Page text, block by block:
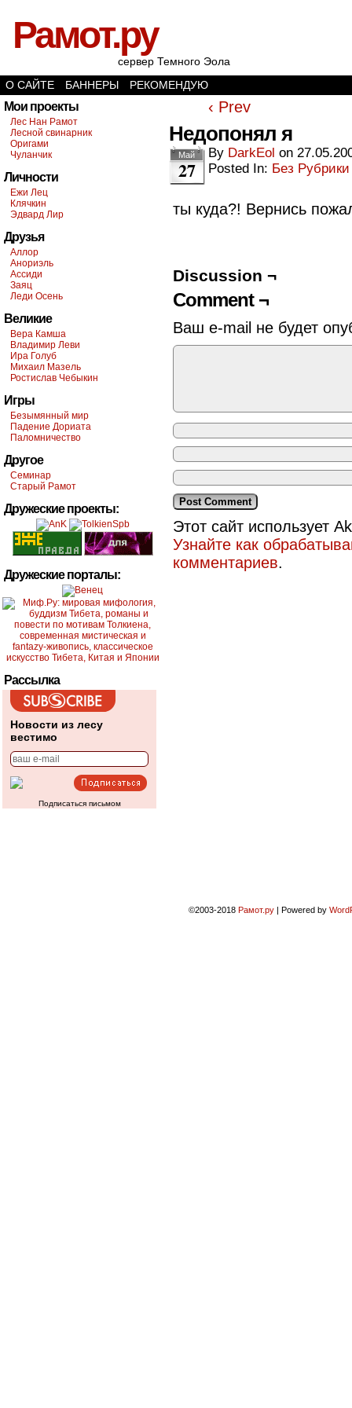
Рамот.ру
сервер Темного Эола
О САЙТЕ
БАННЕРЫ РЕКОМЕНДУЮ
Мои проекты
Лес Нан Рамот
Лесной свинарник
Оригами
Чуланчик
Личности
Ежи Лец
Клячкин
Эдвард Лир
Друзья
Аллор
Анориэль
Ассиди
Заяц
Леди Осень
Великие
Вера Камша
Владимир Леви
Ира Голуб
Михаил Мазель
Ростислав Чебыкин
Игры
Безымянный мир
Падение Дориата
Паломничество
Другое
Семинар
Старый Рамот
Дружеские проекты:
Дружеские порталы:
Рассылка
Новости из лесу
вестимо
Подписаться письмом
‹ Prev
Недопонял я
Май
27
By DarkEol on
Posted In: Без Рубрики
ты куда?! Вернись
Discussion ¬
Comment ¬
Ваш e-mail не будет
Этот сайт использует
Узнайте как
комментариев.
©2003-2018 Рамот.ру | Powered by